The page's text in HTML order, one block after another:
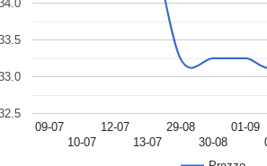
09-07
10-07
12-07
13-07
29-08
30-08
01-09